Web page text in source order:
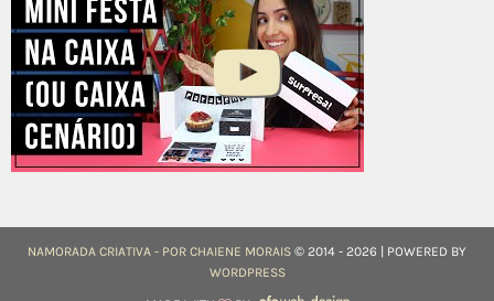
NAMORADA CRIATIVA - POR CHAIENE MORAIS © 2014 - 2026 | POWERED BY
WORDPRESS